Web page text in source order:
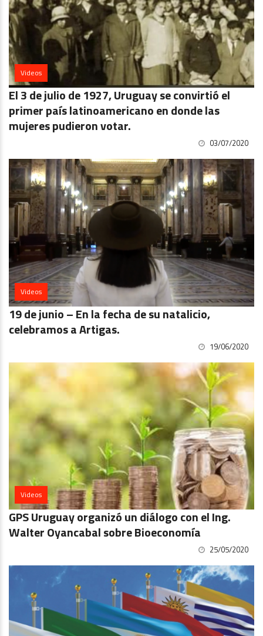
Videos
El 3 de julio de 1927, Uruguay se convirtió el
primer país latinoamericano en donde las
mujeres pudieron votar.
03/07/2020
Videos
19 de junio – En la fecha de su natalicio,
celebramos a Artigas.
19/06/2020
Videos
GPS Uruguay organizó un diálogo con el Ing.
Walter Oyancabal sobre Bioeconomía
25/05/2020